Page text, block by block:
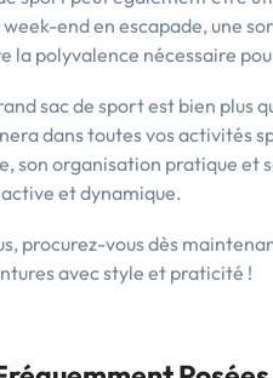
end en escapade, une
la polyvalence nécessaire
sac de sport est bien plus
dans toutes vos activités
son organisation pratique et
et dynamique.
procurez-vous dès
avec style et praticité !